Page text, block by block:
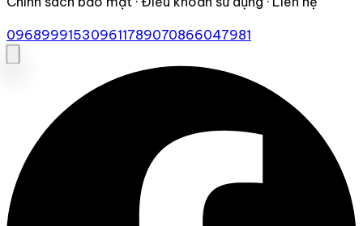
096899915309611789070866047981